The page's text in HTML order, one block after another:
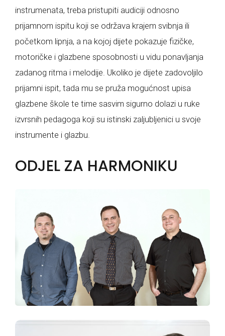
instrumenata, treba pristupiti audiciji odnosno
prijamnom ispitu koji se održava krajem svibnja ili
početkom lipnja, a na kojoj dijete pokazuje fizičke,
motoričke i glazbene sposobnosti u vidu ponavljanja
zadanog ritma i melodije. Ukoliko je dijete zadovoljilo
prijamni ispit, tada mu se pruža mogućnost upisa
glazbene škole te time sasvim sigurno dolazi u ruke
izvrsnih pedagoga koji su istinski zaljubljenici u svoje
instrumente i glazbu.
ODJEL ZA HARMONIKU